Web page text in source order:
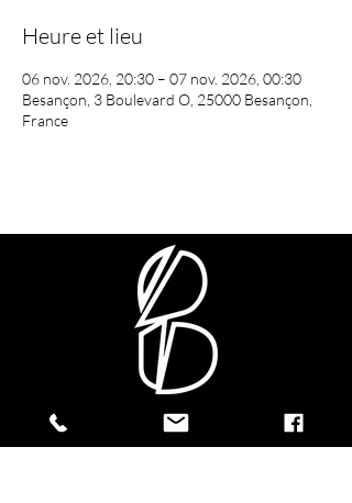
Heure et lieu
06 nov. 2026, 20:30 – 07 nov. 2026, 00:30
Besançon, 3 Boulevard O, 25000 Besançon,
France